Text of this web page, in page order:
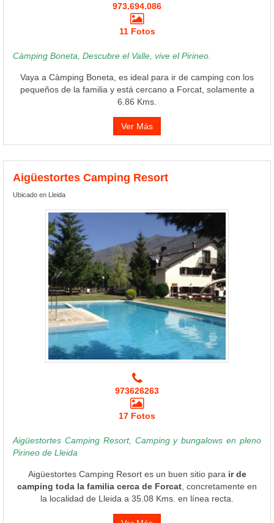
973.694.086
11 Fotos
Càmping Boneta, Descubre el Valle, vive el Pirineo.
Vaya a Càmping Boneta, es ideal para ir de camping con los
pequeños de la familia y está cercano a Forcat, solamente a
6.86 Kms.
Ver Más
Aigüestortes Camping Resort
Ubicado en Lleida
973626263
17 Fotos
Aigüestortes Camping Resort, Camping y bungalows en pleno
Pirineo de Lleida
Aigüestortes Camping Resort es un buen sitio para ir de
camping toda la familia cerca de Forcat , concretamente en
la localidad de Lleida a 35.08 Kms. en línea recta.